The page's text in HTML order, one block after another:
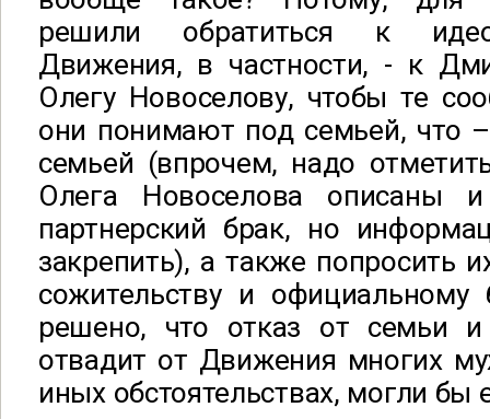
решили обратиться к
Движения, в частности, - к
Олегу Новоселову, чтобы те
они понимают под семьей, что
семьей (впрочем, надо
Олега Новоселова описаны
партнерский брак, но
закрепить), а также попросить
сожительству и
решено, что отказ от семьи и
отвадит от Движения многих
иных обстоятельствах, могли бы